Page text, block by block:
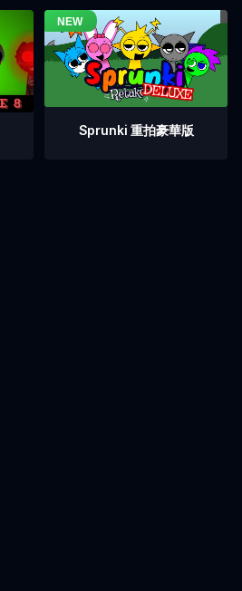
Sprunki 重拍豪華版